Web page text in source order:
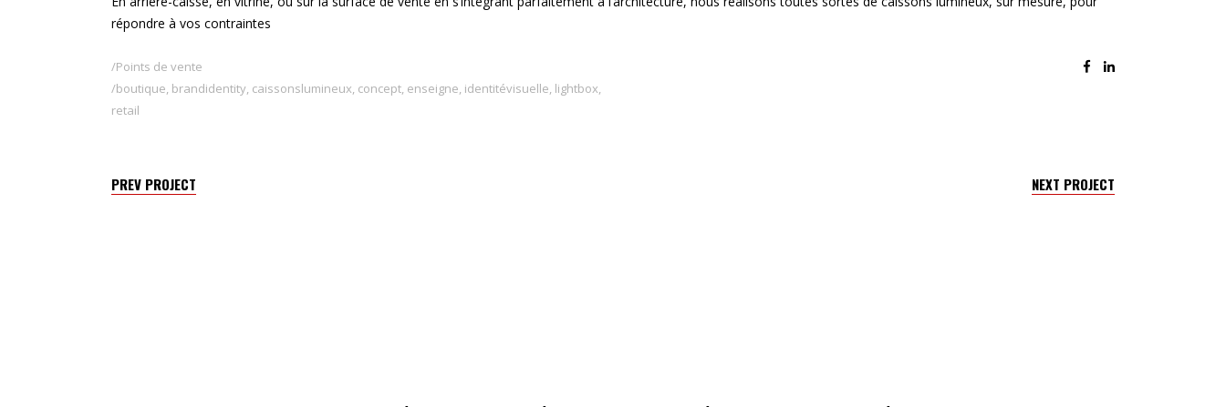
répondre à vos contraintes
Points de vente
boutique, brandidentity, caissonslumineux, concept, enseigne, identitévisuelle, lightbox,
retail
PREV PROJECT NEXT PROJECT